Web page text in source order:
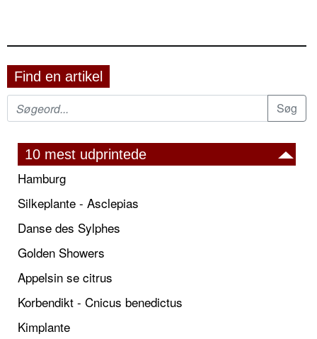
Find en artikel
10 mest udprintede
Hamburg
Silkeplante - Asclepias
Danse des Sylphes
Golden Showers
Appelsin se citrus
Korbendikt - Cnicus benedictus
Kimplante